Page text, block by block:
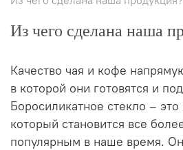
Из чего сделана наша
Качество чая и кофе
в которой они готовятся и
Боросиликатное стекло –
который становится все
популярным в наше время.